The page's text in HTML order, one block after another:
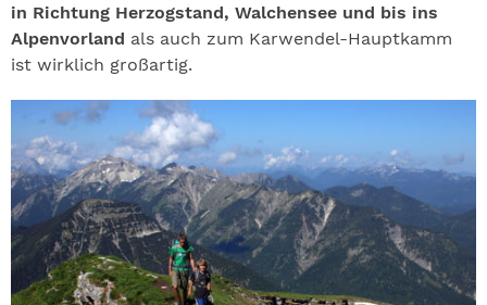
in Richtung Herzogstand, Walchensee und bis ins
Alpenvorland als auch zum Karwendel-Hauptkamm
ist wirklich großartig.